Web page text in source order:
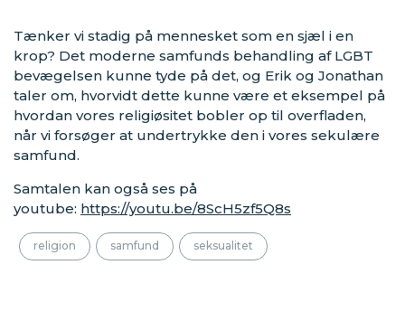
Tænker vi stadig på mennesket som en sjæl i en
krop? Det moderne samfunds behandling af LGBT
bevægelsen kunne tyde på det, og Erik og Jonathan
taler om, hvorvidt dette kunne være et eksempel på
hvordan vores religiøsitet bobler op til overfladen,
når vi forsøger at undertrykke den i vores sekulære
samfund.
Samtalen kan også ses på
youtube: https://youtu.be/8ScH5zf5Q8s
religion samfund seksualitet